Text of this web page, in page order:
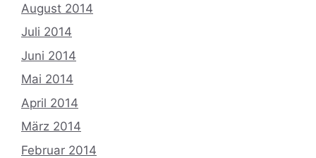
August 2014
Juli 2014
Juni 2014
Mai 2014
April 2014
März 2014
Februar 2014